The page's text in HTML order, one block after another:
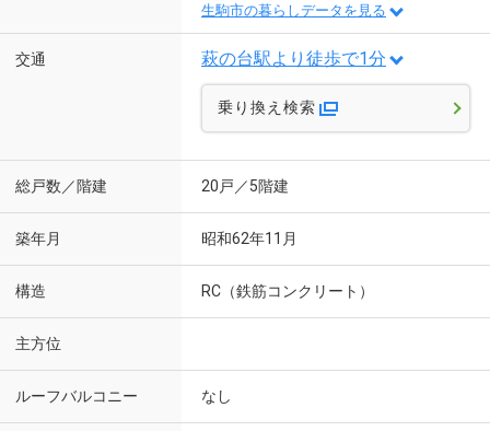
生駒市の暮らしデータを見る
交通 萩の台駅より徒歩で1分
乗り換え検索
総戸数／階建 20戸／5階建
築年月 昭和62年11月
構造 RC（鉄筋コンクリート）
主方位
ルーフバルコニー なし